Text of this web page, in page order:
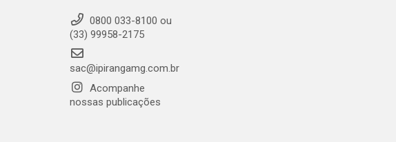
0800 033-8100 ou
(33) 99958-2175
sac@ipirangamg.com.br
Acompanhe
nossas publicações